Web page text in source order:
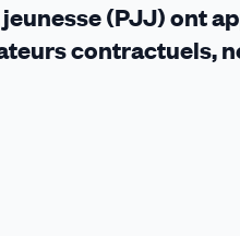
(PJJ) ont
contractuels,